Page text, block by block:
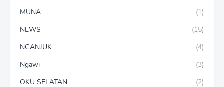
MUNA
(1)
NEWS
(15)
NGANJUK
(4)
Ngawi
(3)
OKU SELATAN
(2)